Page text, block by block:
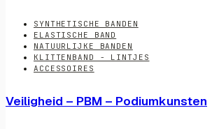
SYNTHETISCHE BANDEN
ELASTISCHE BAND
NATUURLIJKE BANDEN
KLITTENBAND - LINTJES
ACCESSOIRES
Veiligheid – PBM – Podiumkunsten